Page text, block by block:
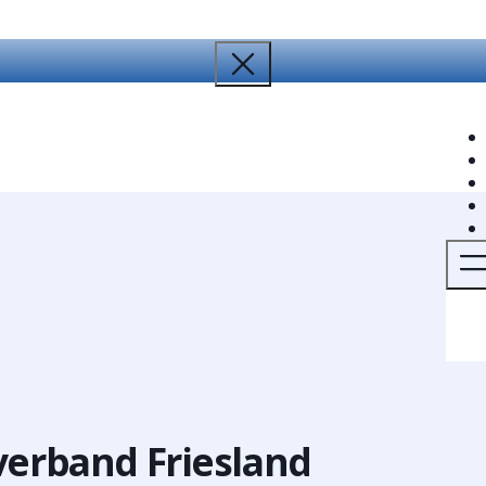
Friesland